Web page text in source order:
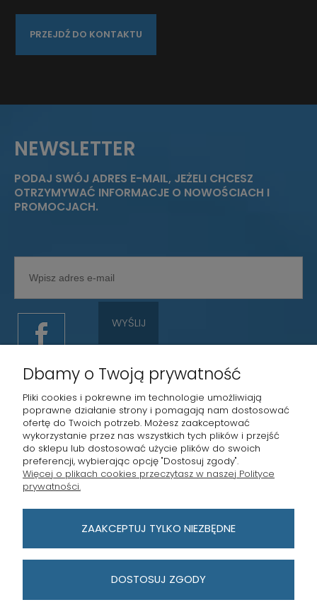
PRZEJDŹ DO KONTAKTU
NEWSLETTER
PODAJ SWÓJ ADRES E-MAIL, JEŻELI CHCESZ
OTRZYMYWAĆ INFORMACJE O NOWOŚCIACH I
PROMOCJACH.
WYŚLIJ
STRONY INFORMACYJNE
MASTERKEY POZNAŃ
MOJE KONTO
Dbamy o Twoją prywatność
Pliki cookies i pokrewne im technologie umożliwiają
poprawne działanie strony i pomagają nam dostosować
ofertę do Twoich potrzeb. Możesz zaakceptować
wykorzystanie przez nas wszystkich tych plików i przejść
do sklepu lub dostosować użycie plików do swoich
preferencji, wybierając opcję "Dostosuj zgody".
Więcej o plikach cookies przeczytasz w naszej Polityce
prywatności.
ZAAKCEPTUJ TYLKO NIEZBĘDNE
DOSTOSUJ ZGODY